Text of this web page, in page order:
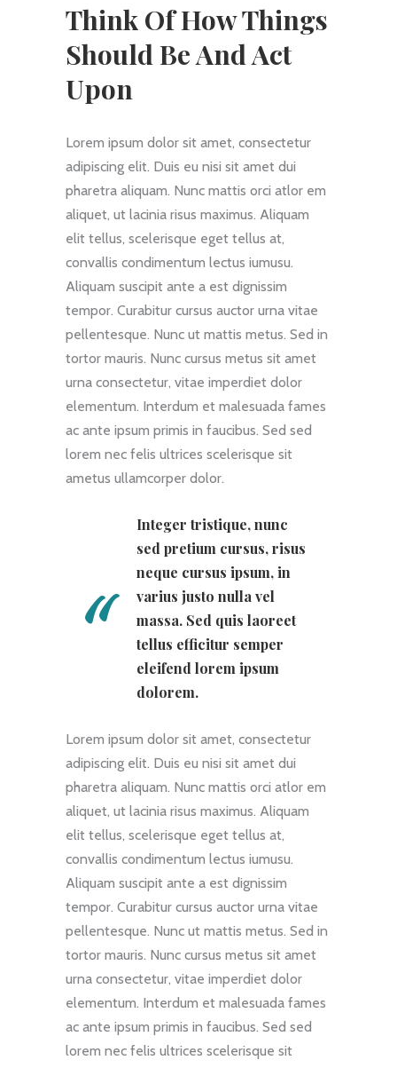
Think Of How Things
Should Be And Act
Upon
Lorem ipsum dolor sit amet, consectetur
adipiscing elit. Duis eu nisi sit amet dui
pharetra aliquam. Nunc mattis orci atlor em
aliquet, ut lacinia risus maximus. Aliquam
elit tellus, scelerisque eget tellus at,
convallis condimentum lectus iumusu.
Aliquam suscipit ante a est dignissim
tempor. Curabitur cursus auctor urna vitae
pellentesque. Nunc ut mattis metus. Sed in
tortor mauris. Nunc cursus metus sit amet
urna consectetur, vitae imperdiet dolor
elementum. Interdum et malesuada fames
ac ante ipsum primis in faucibus. Sed sed
lorem nec felis ultrices scelerisque sit
ametus ullamcorper dolor.
Integer tristique, nunc
sed pretium cursus, risus
neque cursus ipsum, in
varius justo nulla vel
massa. Sed quis laoreet
tellus efficitur semper
eleifend lorem ipsum
dolorem.
Lorem ipsum dolor sit amet, consectetur
adipiscing elit. Duis eu nisi sit amet dui
pharetra aliquam. Nunc mattis orci atlor em
aliquet, ut lacinia risus maximus. Aliquam
elit tellus, scelerisque eget tellus at,
convallis condimentum lectus iumusu.
Aliquam suscipit ante a est dignissim
tempor. Curabitur cursus auctor urna vitae
pellentesque. Nunc ut mattis metus. Sed in
tortor mauris. Nunc cursus metus sit amet
urna consectetur, vitae imperdiet dolor
elementum. Interdum et malesuada fames
ac ante ipsum primis in faucibus. Sed sed
lorem nec felis ultrices scelerisque sit